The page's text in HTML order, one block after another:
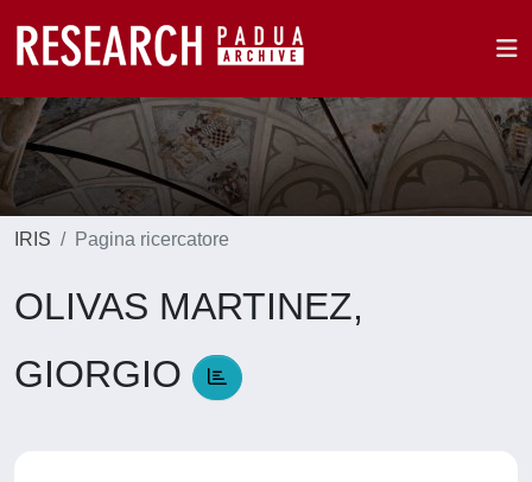
IRIS Pagina ricercatore
OLIVAS MARTINEZ,
GIORGIO